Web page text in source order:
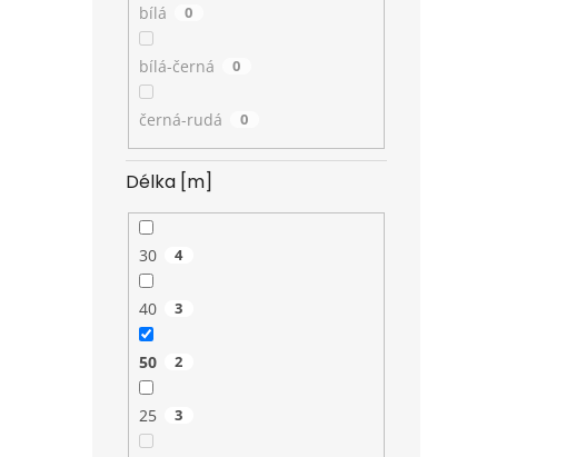
bílá 0
bílá-černá 0
černá-rudá 0
Délka [m]
30 4
40 3
50 2
25 3